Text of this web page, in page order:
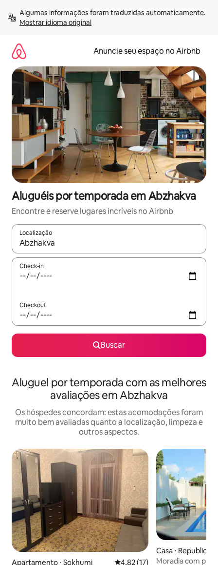
para
Mostrar idioma original
Anuncie seu espaço no Airbnb
Aluguéis por temporada em Abzhakva
Encontre e reserve lugares incríveis no Airbnb
Localização
Quando os resultados estiverem disponíveis, explore-os
Check-in
Checkout
Buscar
Aluguel por temporada com as melhores
avaliações em Abzhakva
Os hóspedes concordam: estas acomodações foram
muito bem avaliadas quanto a localização, limpeza e
outros aspectos.
Apartamento ⋅ Sokhumi 4,82 de uma avaliação média
4,82 (17)
Casa ⋅ Republic
Moradia com